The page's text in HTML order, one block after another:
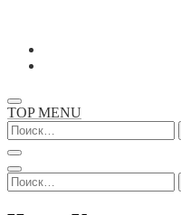
Перейти
TOP MENU
Найти:
Найти: